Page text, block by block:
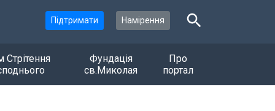
Підтримати Намірення
Стрітення
Фундація
св.Миколая
Про
портал